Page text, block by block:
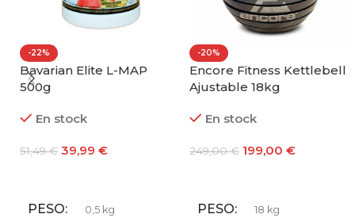
-22%
Bavarian Elite L-MAP
500g
En stock
51,49€ 39,99 €
PESO 0,5 kg
-20%
Encore Fitness Kettlebell
Ajustable 18kg
En stock
249,00€ 199,00 €
PESO 18 kg